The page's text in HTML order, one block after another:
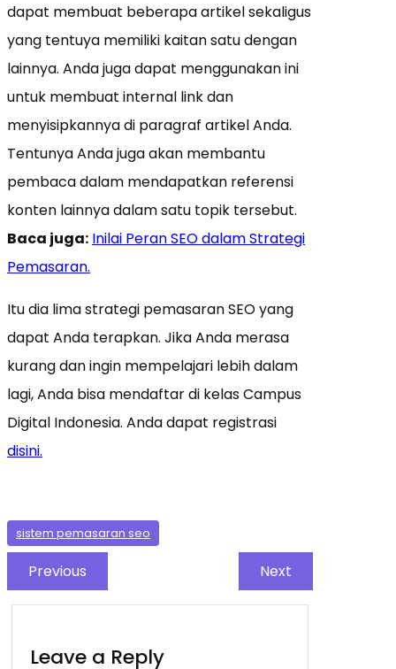
dapat membuat beberapa artikel sekaligus
yang tentuya memiliki kaitan satu dengan
lainnya. Anda juga dapat menggunakan ini
untuk membuat internal link dan
menyisipkannya di paragraf artikel Anda.
Tentunya Anda juga akan membantu
pembaca dalam mendapatkan referensi
konten lainnya dalam satu topik tersebut.
Baca juga: Inilai Peran SEO dalam Strategi
Pemasaran.
Itu dia lima strategi pemasaran SEO yang
dapat Anda terapkan. Jika Anda merasa
kurang dan ingin mempelajari lebih dalam
lagi, Anda bisa mendaftar di kelas Campus
Digital Indonesia. Anda dapat registrasi
disini.
sistem pemasaran seo
Previous Next
Leave a Reply